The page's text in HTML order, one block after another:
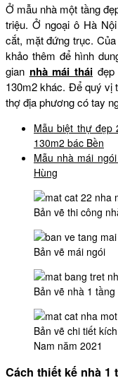
Ở mẫu nhà một tầng
triệu. Ở ngoại ô Hà
cắt, mặt đứng trục.
khảo thêm để hình
gian nhà mái thái
130m2 khác. Để quý vị
thợ địa phương có tay
Mẫu biệt thự đẹp
130m2 bác Bền
Mẫu nhà mái
Hùng
Bản vẽ thi công
Bản vẽ mái ngói
Bản vẽ nhà 1 tầng
Bản vẽ chi tiết
Nam năm 2021
Cách thiết kế nhà 1